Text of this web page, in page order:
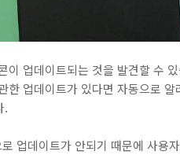
업데이트되는 것을 발견할 수
한 업데이트가 있다면 자동으로
.
업데이트가 안되기 때문에 사용